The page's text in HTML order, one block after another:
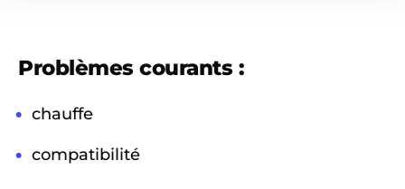
Problèmes courants :
chauffe
compatibilité